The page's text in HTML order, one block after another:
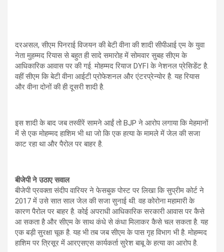
दरअसल, सीएम पिनराई विजयन की बेटी वीना की शादी सीपीआई एम के युवा
नेता मुहम्मद रियास से बहुत ही सादे समारोह में सोमवार सुबह सीएम के
आधिकारिक आवास पर की गई. मोहम्मद रियाज DYFI के नेशनल प्रेसिडेंट है.
वहीं सीएम कि बेटी वीना आईटी प्रोफेशनल और एंटरप्रेन्योर है. यह रियास
और वीना दोनों की ही दूसरी शादी है.
इस शादी के बाद जब तस्वीरें सामने आईं तो BJP ने आरोप लगाया कि मेहमानों
में से एक मोहम्मद हाशिम भी था जो कि एक हत्या के मामले में जेल की सजा
काट रहा था और पैरोल पर बाहर है.
बीजेपी ने उठाए सवाल
बीजेपी प्रवक्ता संदीप वारियर ने फेसबुक पोस्ट पर लिखा कि सुप्रीम कोर्ट ने
2017 में उसे सात साल जेल की सजा सुनाई थी. वह कोरोना महामारी के
कारण पैरोल पर बाहर है. कोई अपराधी आधिकारिक सरकारी आवास पर कैसे
आ सकता है और सीएम के साथ कंधे से कंधा मिलाकर कैसे चल सकता है. यह
एक बड़ी सुरक्षा चूक है. यह भी तब जब सीएम के पास गृह विभाग भी है. मोहम्मद
हाशिम पर त्रिसूर में आरएसएस कार्यकर्ता सुरेश बाबू के हत्या का आरोप है.